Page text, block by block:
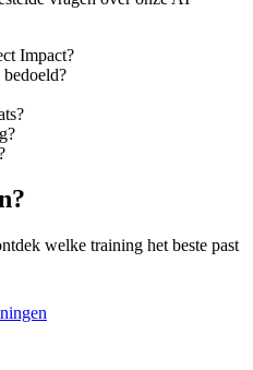
Impact?
welke training het beste past